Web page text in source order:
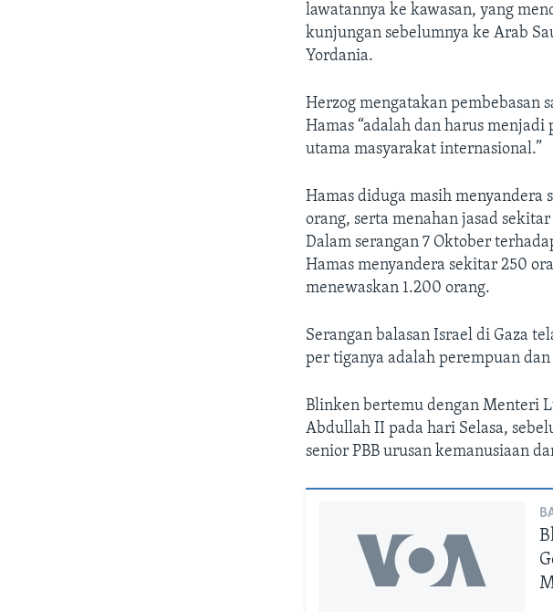
lawatannya ke kawasan, yang
kunjungan sebelumnya ke Arab
Yordania.
Herzog mengatakan pembebasan
Hamas “adalah dan harus menjadi
utama masyarakat internasional.”
Hamas diduga masih menyandera
orang, serta menahan jasad
Dalam serangan 7 Oktober
Hamas menyandera sekitar 250
menewaskan 1.200 orang.
Serangan balasan Israel di Gaza
per tiganya adalah perempuan
Blinken bertemu dengan Menteri
Abdullah II pada hari Selasa,
senior PBB urusan kemanusiaan